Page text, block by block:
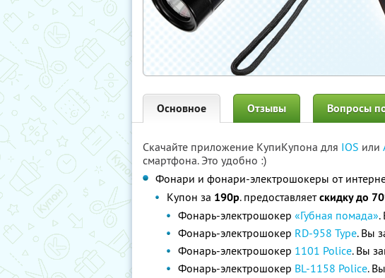
Основное Отзывы Вопросы
Скачайте приложение КупиКупона для IOS или
смартфона. Это удобно :)
Фонари и фонари-электрошокеры от
Купон за 190р. предоставляетскидку до
Фонарь-электрошокер «Губная помада».
Фонарь-электрошокер RD-958 Type. Вы
Фонарь-электрошокер 1101 Police. Вы
Фонарь-электрошокер BL-1158 Police.